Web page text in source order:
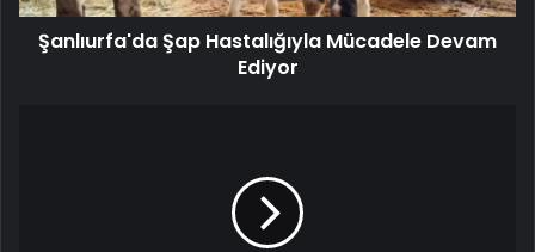
Şanlıurfa'da Şap Hastalığıyla Mücadele Devam
Ediyor